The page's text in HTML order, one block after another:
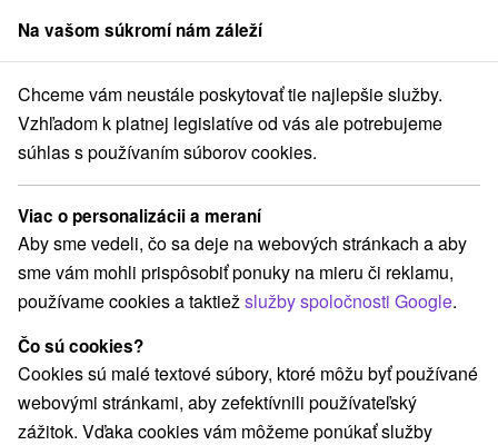
člen skupinySorger
Priváty Západné Slovensko Trnavský kraj Veľký Meder
Priváty vo Veľkom Mederi
Kategórie
Všetky kategórie
Hotely(2) Apartmány(62)
Chaty na prenájom(4) Penzióny(9) Priváty(6)
Ubytovne (1)
Vyberte lokalitu alebo termín
Na vašom súkromí nám záleží
Chceme vám neustále poskytovať tie najlepšie služby.
Vzhľadom k platnej legislatíve od vás ale potrebujeme
súhlas s používaním súborov cookies.
Viac o personalizácii a meraní
Aby sme vedeli, čo sa deje na webových stránkach a aby
sme vám mohli prispôsobiť ponuky na mieru či reklamu,
používame cookies a taktiežslužby spoločnosti Google.
Čo sú cookies?
Cookies sú malé textové súbory, ktoré môžu byť používané
webovými stránkami, aby zefektívnili používateľský
zážitok. Vďaka cookies vám môžeme ponúkať služby